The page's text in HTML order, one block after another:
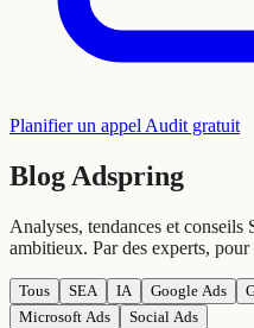
Planifier un appel Audit gratuit
Blog Adspring
Analyses, tendances et
ambitieux. Par des experts, pour
Tous SEA IA Google Ads
Microsoft Ads
Social Ads